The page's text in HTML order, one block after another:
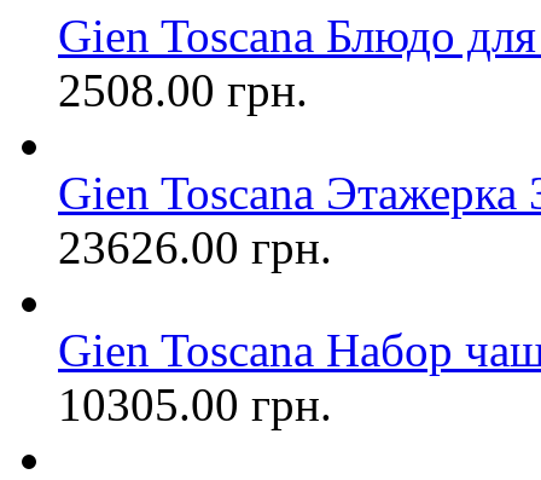
Gien Toscana Блюдо
2508.00 грн.
Gien Toscana
23626.00 грн.
Gien Toscana Набор
10305.00 грн.